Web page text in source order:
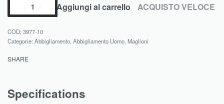
Aggiungi al carrello ACQUISTO VELOCE
3977-10
Categorie: Abbigliamento Abbigliamento Uomo Maglioni
SHARE
Specifications